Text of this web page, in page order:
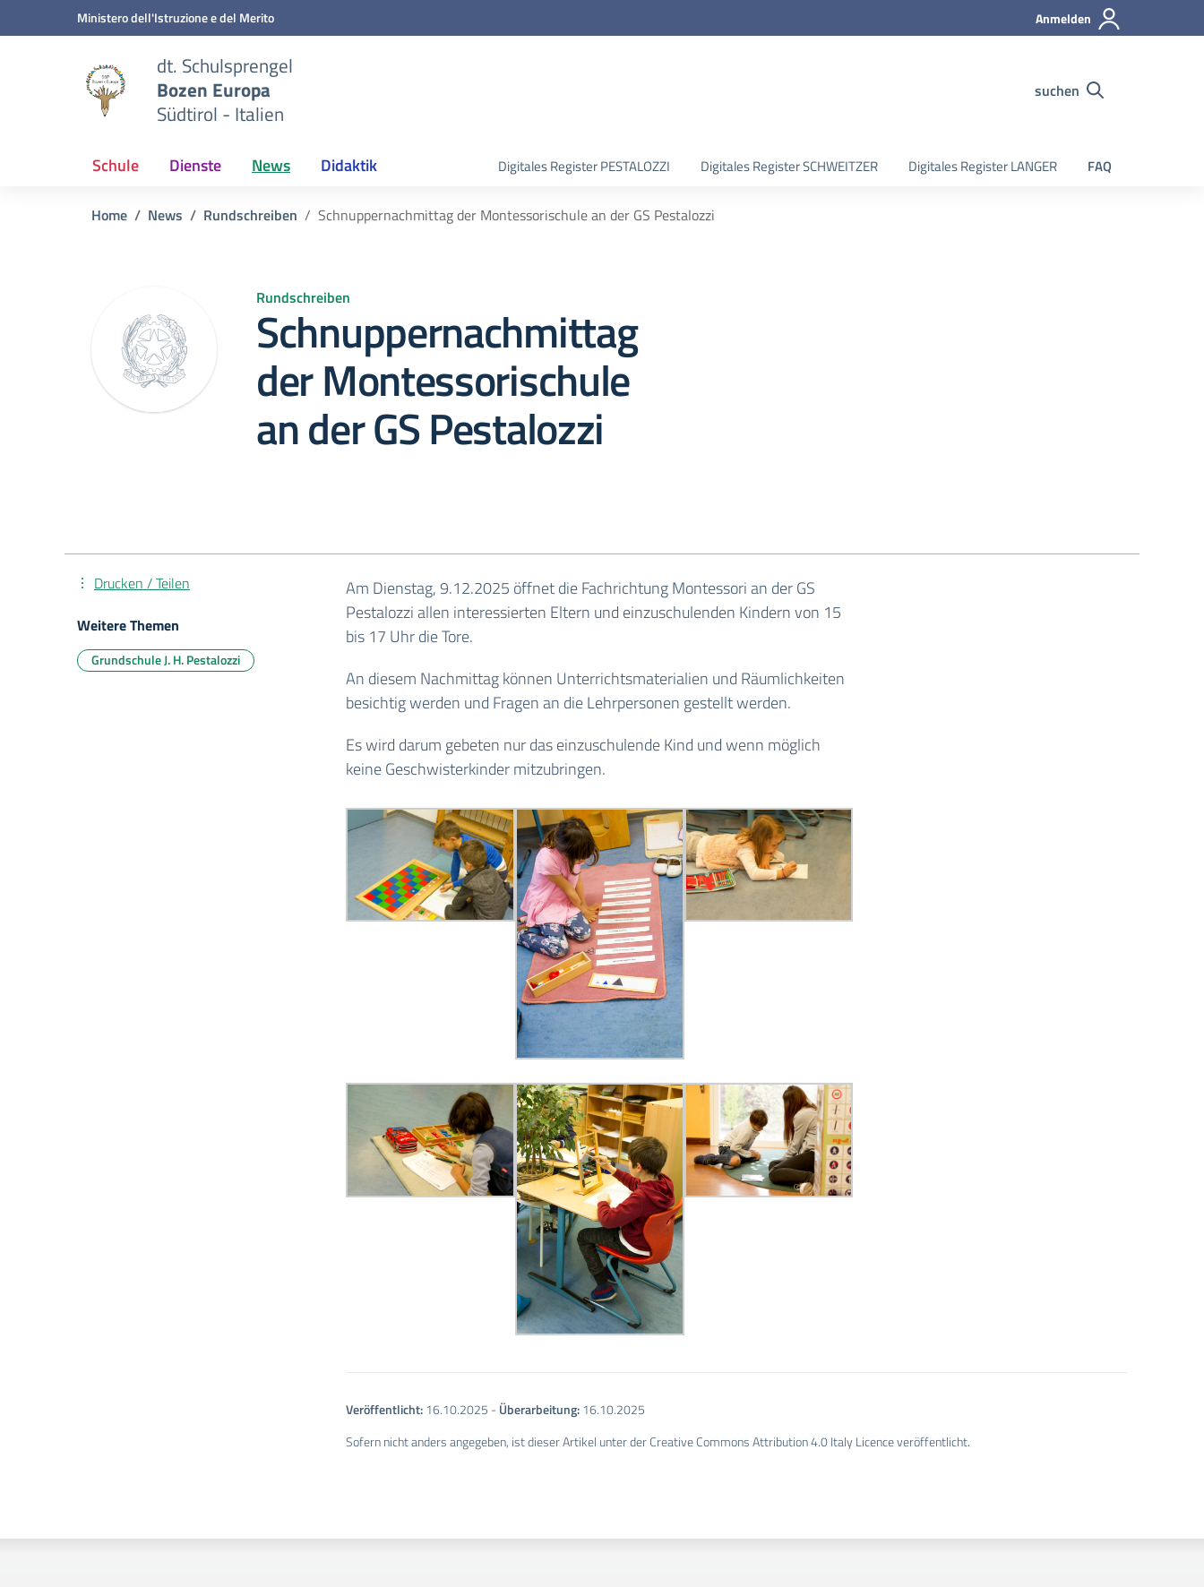
Zum Inhalt springen
Zum Navigationsmenü springen
Zur Fußzeile springenMinistero dell'Istruzione e del Merito Anmelden
dt. Schulsprengel
Bozen Europa
Südtirol - Italien
suchen
Schule Dienste News Didaktik Digitales Register PESTALOZZI Digitales Register SCHWEITZER Digitales Register LANGER FAQ
Home News Rundschreiben Schnuppernachmittag der Montessorischule an der GS Pestalozzi
Rundschreiben
Schnuppernachmittag
der Montessorischule
an der GS Pestalozzi
Am Dienstag, 9.12.2025 öffnet die Fachrichtung Montessori an der GS
Pestalozzi allen interessierten Eltern und einzuschulenden Kindern von 15
bis 17 Uhr die Tore.
An diesem Nachmittag können Unterrichtsmaterialien und Räumlichkeiten
besichtig werden und Fragen an die Lehrpersonen gestellt werden.
Es wird darum gebeten nur das einzuschulende Kind und wenn möglich
keine Geschwisterkinder mitzubringen.
Veröffentlicht:16.10.2025 -Überarbeitung:16.10.2025
Sofern nicht anders angegeben, ist dieser Artikel unter der Creative Commons Attribution 4.0 Italy Licence veröffentlicht.
Drucken / Teilen
Weitere Themen
Grundschule J. H. Pestalozzi